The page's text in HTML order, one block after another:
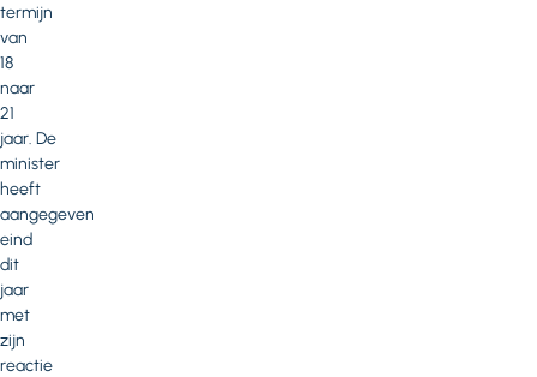
termijn
van
18
naar
21
jaar. De
minister
heeft
aangegeven
eind
dit
jaar
met
zijn
reactie